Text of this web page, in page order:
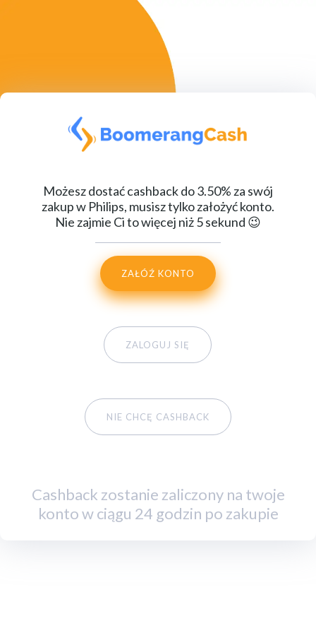
Możesz dostać cashback do 3.50% za swój
zakup w Philips, musisz tylko założyć konto.
Nie zajmie Ci to więcej niż 5 sekund 😉
ZAŁÓŹ KONTO
ZALOGUJ SIĘ
NIE CHCĘ CASHBACK
Cashback zostanie zaliczony na twoje
konto w ciągu 24 godzin po zakupie